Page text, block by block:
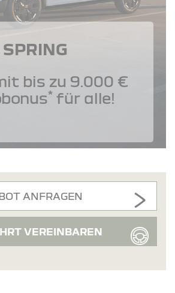
bis zu 9.000 €
*für alle!
ANFRAGEN
VEREINBAREN